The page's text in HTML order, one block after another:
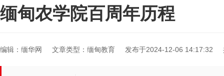
缅甸农学院百周年历程
编辑：缅华网 文章类型：缅甸教育 发布于2024-12-06 14:17:32